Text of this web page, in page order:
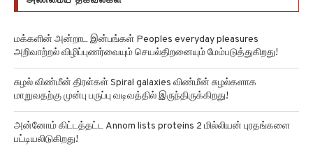
அறிவாற்றல் விழிப்புணர்வையும் செயல்திறனையும் மேம்படுத்துகிறது!
சுழல் விண்மீன் திரள்கள் Spiral galaxies விண்மீன் சுழல்களாக
மாறுவதற்கு முன்பு பருப்பு வடிவத்தில் இருந்திருக்கிறது!
அன்னோம் கிட்டத்தட்ட Annom lists proteins 2 மில்லியன் புரதங்களை
பட்டியலிடுகிறது!